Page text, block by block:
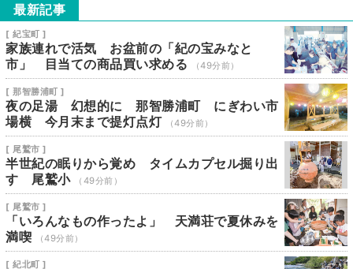
最新記事
[ 紀宝町 ]
家族連れで活気 お盆前の「紀の宝みなと
市」 目当ての商品買い求める
（49分前）
[ 那智勝浦町 ]
夜の足湯 幻想的に 那智勝浦町 にぎわい市
場横 今月末まで提灯点灯
（49分前）
[ 尾鷲市 ]
半世紀の眠りから覚め タイムカプセル掘り出
す 尾鷲小
（49分前）
[ 尾鷲市 ]
「いろんなもの作ったよ」 天満荘で夏休みを
満喫
（49分前）
[ 紀北町 ]